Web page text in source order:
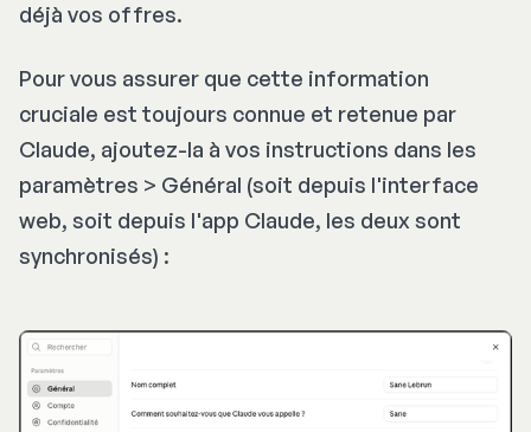
déjà vos offres.
Pour vous assurer que cette information
cruciale est toujours connue et retenue par
Claude, ajoutez-la à vos instructions dans les
paramètres > Général (soit depuis l'interface
web, soit depuis l'app Claude, les deux sont
synchronisés) :